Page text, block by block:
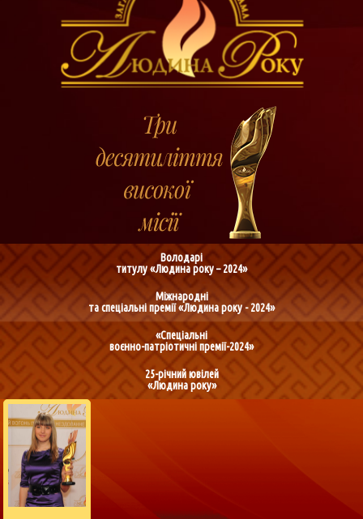
Володарі
титулу «Людина року – 2024»
Міжнародні
та спеціальні премії «Людина року - 2024»
«Спеціальні
воєнно-патріотичні премії-2024»
25-річний ювілей
«Людина року»